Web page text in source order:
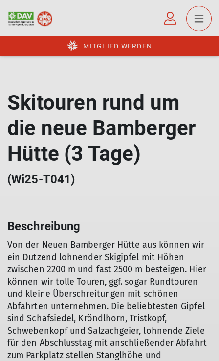
MITGLIED WERDEN
Skitouren rund um
die neue Bamberger
Hütte (3 Tage)
(Wi25-T041)
Beschreibung
Von der Neuen Bamberger Hütte aus können wir
ein Dutzend lohnender Skigipfel mit Höhen
zwischen 2200 m und fast 2500 m besteigen. Hier
können wir tolle Touren, ggf. sogar Rundtouren
und kleine Überschreitungen mit schönen
Abfahrten unternehmen. Die beliebtesten Gipfel
sind Schafsiedel, Kröndlhorn, Tristkopf,
Schwebenkopf und Salzachgeier, lohnende Ziele
für den Abschlusstag mit anschließender Abfahrt
zum Parkplatz stellen Stanglhöhe und